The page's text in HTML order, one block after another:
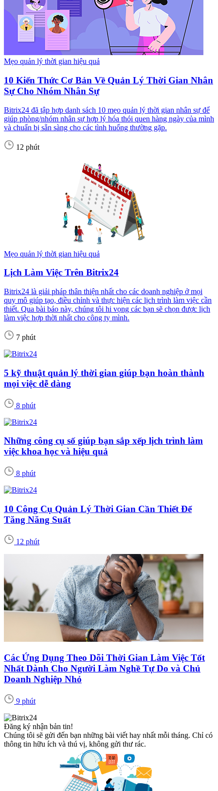
Mẹo quản lý thời gian hiệu quả
10 Kiến Thức Cơ Bản Về Quản Lý Thời Gian Nhân
Sự Cho Nhóm Nhân Sự
Bitrix24 đã tập hợp danh sách 10 mẹo quản lý thời gian nhân sự để
giúp phòng/nhóm nhân sự hợp lý hóa thói quen hàng ngày của mình
và chuẩn bị sẵn sàng cho các tình huống thường gặp.
12 phút
Mẹo quản lý thời gian hiệu quả
Lịch Làm Việc Trên Bitrix24
Bitrix24 là giải pháp thân thiện nhất cho các doanh nghiệp ở mọi
quy mô giúp tạo, điều chỉnh và thực hiện các lịch trình làm việc cần
thiết. Qua bài báo này, chúng tôi hi vọng các bạn sẽ chọn được lịch
làm việc hợp thời nhất cho công ty mình.
7 phút
5 kỹ thuật quản lý thời gian giúp bạn hoàn thành
mọi việc dễ dàng
8 phút
Những công cụ số giúp bạn sắp xếp lịch trình làm
việc khoa học và hiệu quả
8 phút
10 Công Cụ Quản Lý Thời Gian Cần Thiết Để
Tăng Năng Suất
12 phút
Các Ứng Dụng Theo Dõi Thời Gian Làm Việc Tốt
Nhất Dành Cho Người Làm Nghề Tự Do và Chủ
Doanh Nghiệp Nhỏ
9 phút
Đăng ký nhận bản tin!
Chúng tôi sẽ gửi đến bạn những bài viết hay nhất mỗi tháng. Chỉ có
thông tin hữu ích và thú vị, không gửi thư rác.